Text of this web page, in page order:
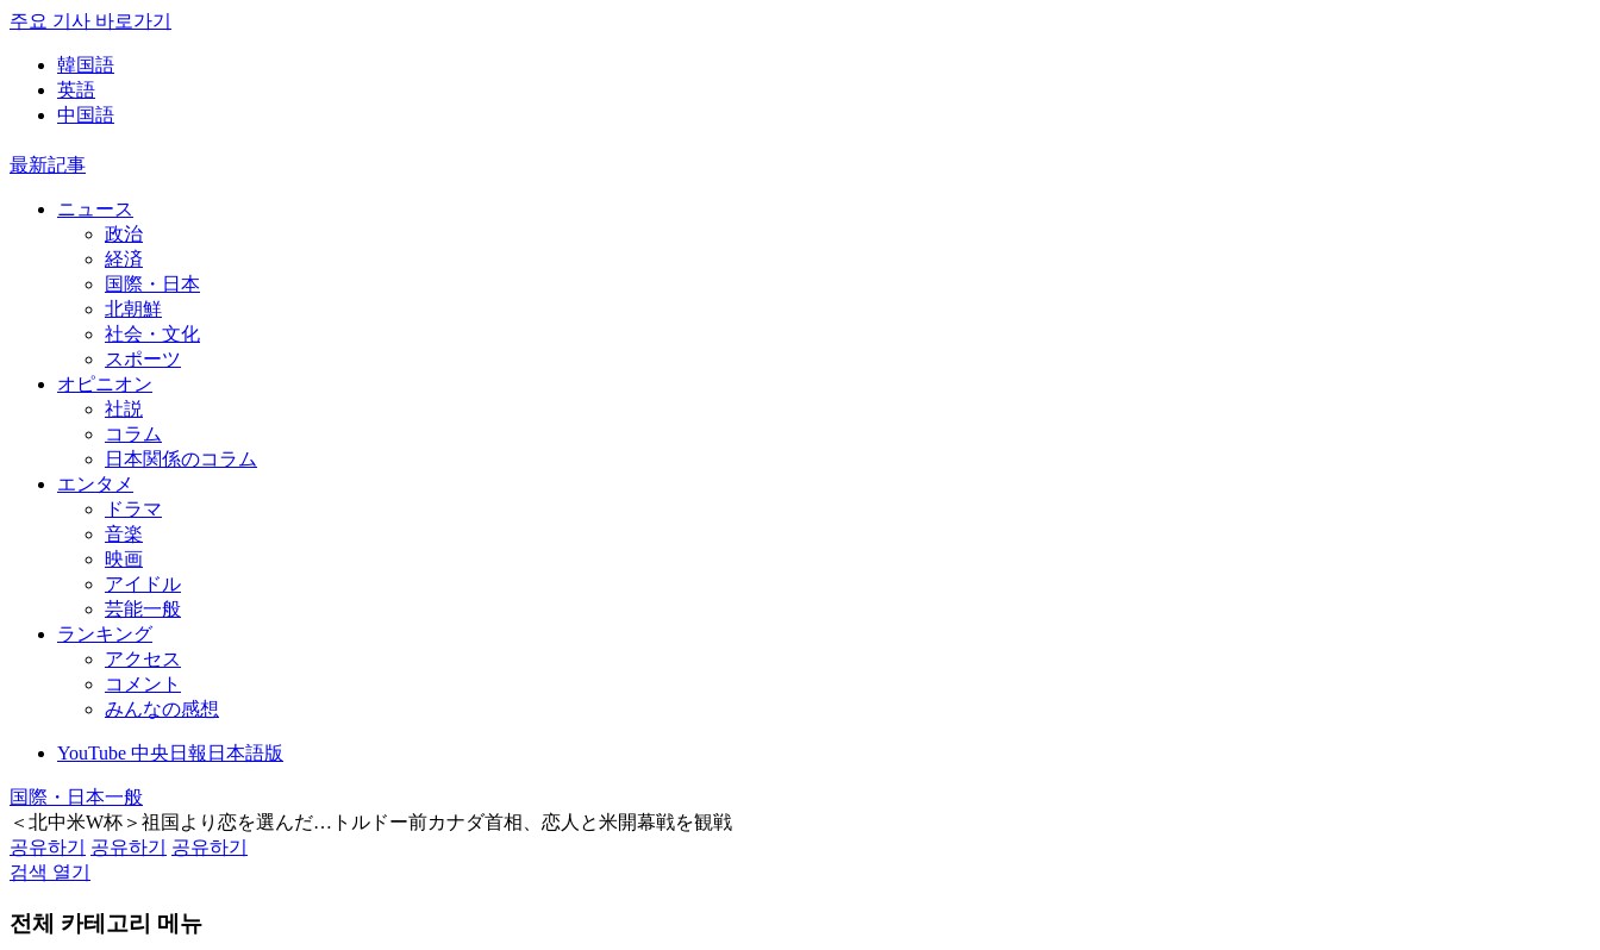
주요 기사 바로가기
韓国語
英語
中国語
最新記事
ニュース
政治
経済
国際・日本
北朝鮮
社会・文化
スポーツ
オピニオン
社説
コラム
日本関係のコラム
エンタメ
ドラマ
音楽
映画
アイドル
芸能一般
ランキング
アクセス
コメント
みんなの感想
YouTube 中央日報日本語版
国際・日本一般
＜北中米W杯＞祖国より恋を選んだ…トルドー前カナダ首相、恋人と米開幕戦を観戦
공유하기
공유하기
공유하기
검색 열기
전체 카테고리 메뉴